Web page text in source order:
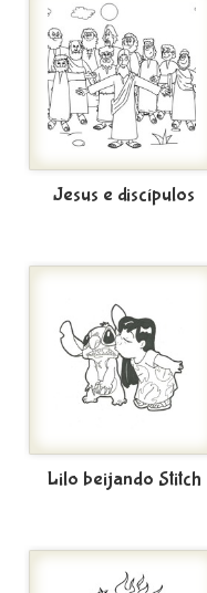
Jesus e discípulos
Lilo beijando Stitch